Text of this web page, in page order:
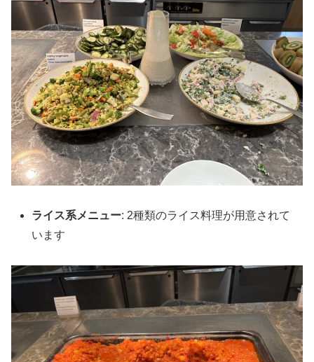
ライス系メニュー: 2種類のライス料理が用意されて
います